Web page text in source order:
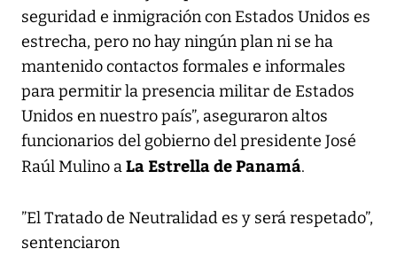
seguridad e inmigración con Estados Unidos es
estrecha, pero no hay ningún plan ni se ha
mantenido contactos formales e informales
para permitir la presencia militar de Estados
Unidos en nuestro país”, aseguraron altos
funcionarios del gobierno del presidente José
Raúl Mulino aLa Estrella de Panamá.
”El Tratado de Neutralidad es y será respetado”,
sentenciaron